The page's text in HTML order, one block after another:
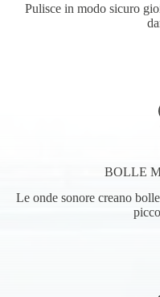
Pulisce in modo sicuro
BOLLE
Le onde sonore creano